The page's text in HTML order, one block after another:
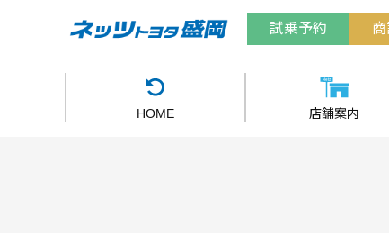
試乗予約
HOME 店舗案内